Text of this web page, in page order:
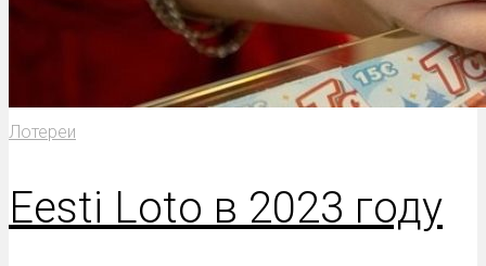
Лотереи
Eesti Loto в 2023 году